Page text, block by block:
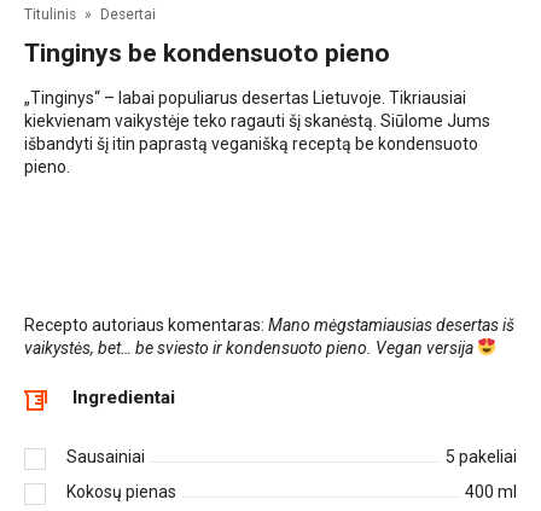
Titulinis » Desertai
Tinginys be kondensuoto pieno
„Tinginys“ – labai populiarus desertas Lietuvoje. Tikriausiai
kiekvienam vaikystėje teko ragauti šį skanėstą. Siūlome Jums
išbandyti šį itin paprastą veganišką receptą be kondensuoto
pieno.
Recepto autoriaus komentaras: Mano mėgstamiausias desertas iš
vaikystės, bet… be sviesto ir kondensuoto pieno. Vegan versija
Ingredientai
Sausainiai 5 pakeliai
Kokosų pienas
400 ml